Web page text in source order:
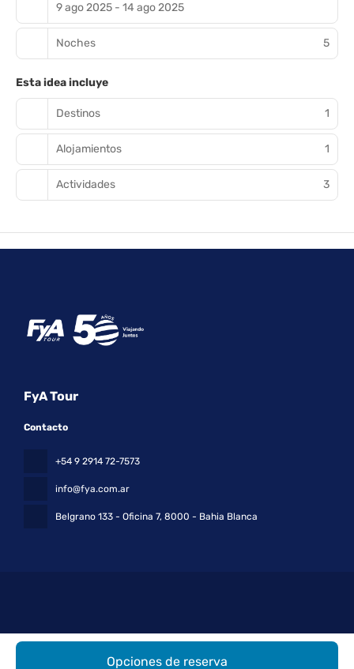
Opciones de reserva
9 ago 2025 - 14 ago 2025
Noches 5
Esta idea incluye
Destinos 1
Alojamientos 1
Actividades 3
FyA Tour
Contacto
+54 9 2914 72-7573
info@fya.com.ar
Belgrano 133 - Oficina 7, 8000 - Bahia Blanca